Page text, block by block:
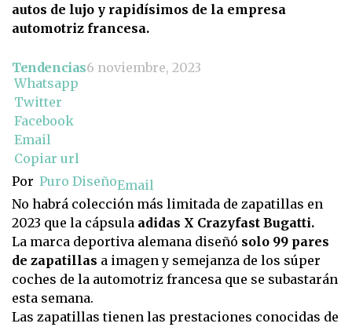
autos de lujo y rapidísimos de la empresa
automotriz francesa.
Tendencias6 noviembre, 2023
Whatsapp
Twitter
Facebook
Email
Copiar url
Por Puro DiseñoEmail
No habrá colección más limitada de zapatillas en
2023 que la cápsula adidas X Crazyfast Bugatti.
La marca deportiva alemana diseñó solo 99 pares
de zapatillas a imagen y semejanza de los súper
coches de la automotriz francesa que se subastarán
esta semana.
Las zapatillas tienen las prestaciones conocidas de